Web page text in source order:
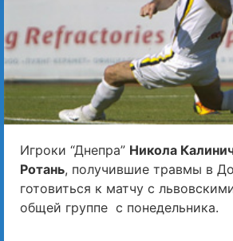
Игроки “Днепра” Никола
Ротань, получившие травмы в
готовиться к матчу с
общей группе с понедельника.